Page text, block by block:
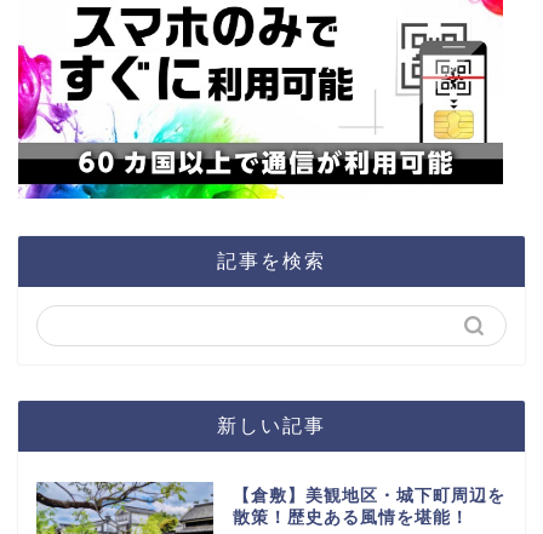
記事を検索
新しい記事
【倉敷】美観地区・城下町周辺を
散策！歴史ある風情を堪能！